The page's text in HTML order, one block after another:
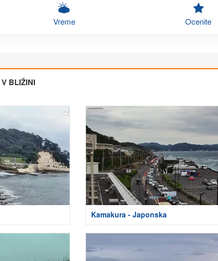
Vreme Ocenite
BLIŽINI
Kamakura - Japonska